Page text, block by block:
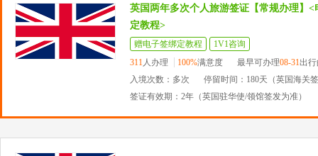
英国两年多次个人旅游签证【常规办理】
定教程>
赠电子签绑定教程
1V1咨询
311人办理 100%满意度 最早可办理08-31出
入境次数：多次
停留时间：180天（英国海关
签证有效期：2年（英国驻华使/领馆签发为准）